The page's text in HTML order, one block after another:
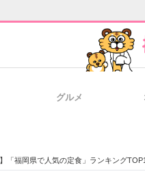
グルメ
「福岡県で人気の定食」ランキング